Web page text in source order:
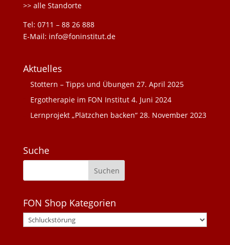
>> alle Standorte
Tel: 0711 – 88 26 888
E-Mail: info@foninstitut.de
Aktuelles
Stottern – Tipps und Übungen 27. April 2025
Ergotherapie im FON Institut 4. Juni 2024
Lernprojekt „Plätzchen backen“ 28. November 2023
Suche
FON Shop Kategorien